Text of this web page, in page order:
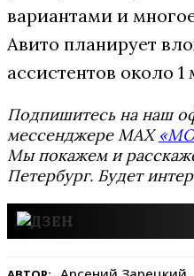
вариантами и
Авито планирует
ассистентов около
Подпишитесь на наш
мессенджере MAX
Мы покажем и
Петербург. Будет